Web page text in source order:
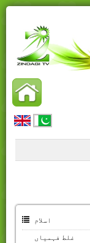
اسلام
غلط فہمیاں